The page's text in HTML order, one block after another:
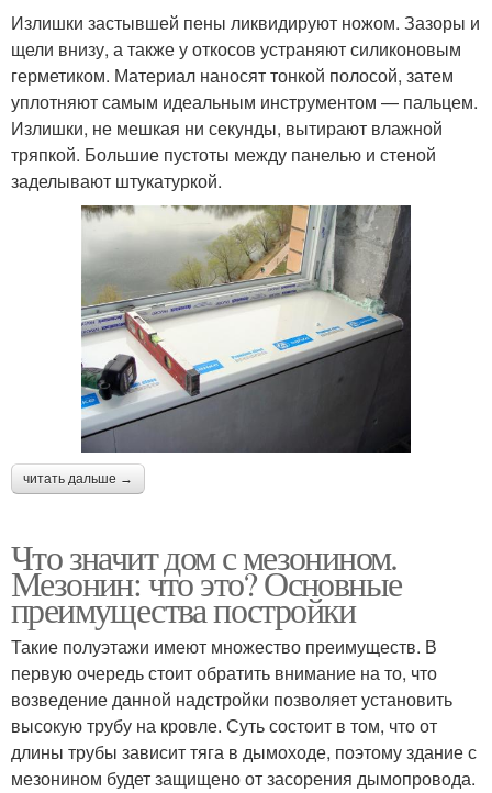
Излишки застывшей пены ликвидируют ножом. Зазоры и
щели внизу, а также у откосов устраняют силиконовым
герметиком. Материал наносят тонкой полосой, затем
уплотняют самым идеальным инструментом — пальцем.
Излишки, не мешкая ни секунды, вытирают влажной
тряпкой. Большие пустоты между панелью и стеной
заделывают штукатуркой.
читать дальше →
Что значит дом с мезонином.
Мезонин: что это? Основные
преимущества постройки
Такие полуэтажи имеют множество преимуществ. В
первую очередь стоит обратить внимание на то, что
возведение данной надстройки позволяет установить
высокую трубу на кровле. Суть состоит в том, что от
длины трубы зависит тяга в дымоходе, поэтому здание с
мезонином будет защищено от засорения дымопровода.